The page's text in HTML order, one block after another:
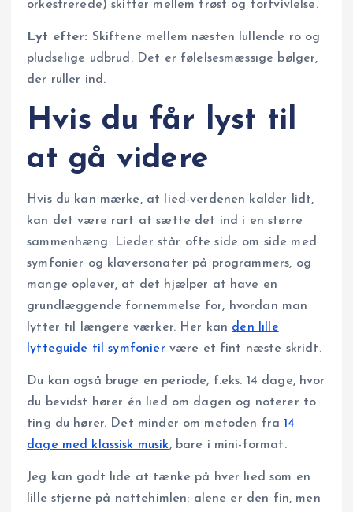
orkestrerede) skifter mellem trøst og fortvivlelse.
Lyt efter: Skiftene mellem næsten lullende ro og
pludselige udbrud. Det er følelsesmæssige bølger,
der ruller ind.
Hvis du får lyst til
at gå videre
Hvis du kan mærke, at lied-verdenen kalder lidt,
kan det være rart at sætte det ind i en større
sammenhæng. Lieder står ofte side om side med
symfonier og klaversonater på programmers, og
mange oplever, at det hjælper at have en
grundlæggende fornemmelse for, hvordan man
lytter til længere værker. Her kan den lille
lytteguide til symfonier være et fint næste skridt.
Du kan også bruge en periode, f.eks. 14 dage, hvor
du bevidst hører én lied om dagen og noterer to
ting du hører. Det minder om metoden fra14
dage med klassisk musik, bare i mini-format.
Jeg kan godt lide at tænke på hver lied som en
lille stjerne på nattehimlen: alene er den fin, men